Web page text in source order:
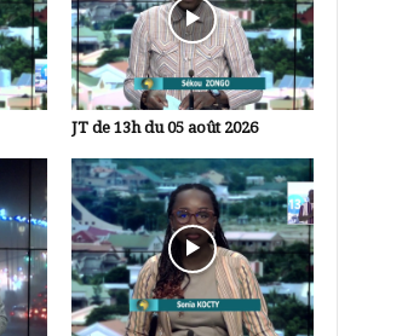
JT de 13h du 05 août 2026